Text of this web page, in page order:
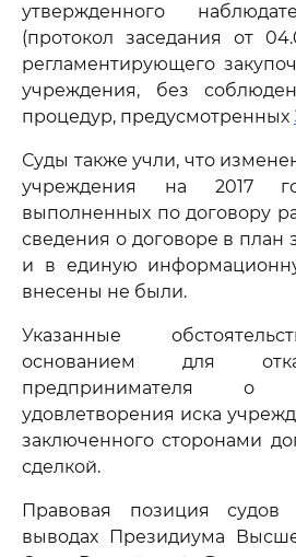
утвержденного
(протокол заседания от
регламентирующего
учреждения, без
процедур, предусмотренных
Суды также учли, что
учреждения на 2017
выполненных по договору
сведения о договоре в план
и в единую
внесены не были.
Указанные
основанием для
предпринимателя
удовлетворения иска
заключенного сторонами
сделкой.
Правовая позиция судов
выводах Президиума